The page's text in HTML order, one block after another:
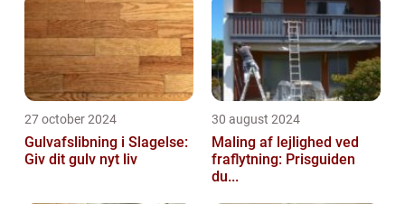
27 october 2024
Gulvafslibning i Slagelse:
Giv dit gulv nyt liv
30 august 2024
Maling af lejlighed ved
fraflytning: Prisguiden
du...